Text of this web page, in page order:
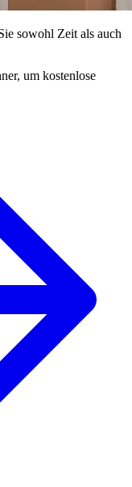
sowohl Zeit als auch
um kostenlose